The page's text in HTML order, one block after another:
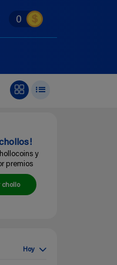
0
y
premios
chollo
Hoy